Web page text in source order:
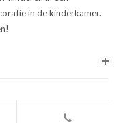
in de kinderkamer.